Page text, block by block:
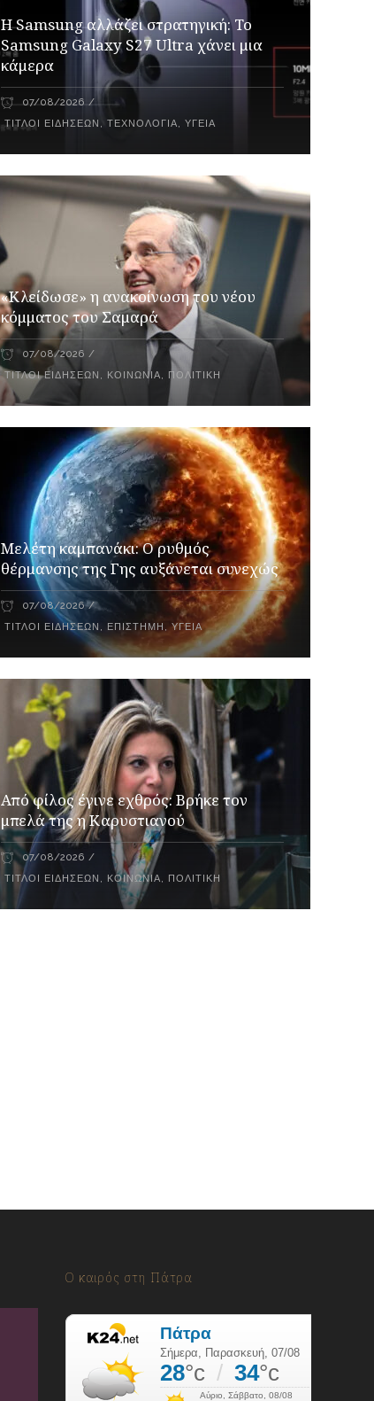
Η Samsung αλλάζει στρατηγική: Το
Samsung Galaxy S27 Ultra χάνει μια
κάμερα
07/08/2026
ΤΊΤΛΟΙ ΕΙΔΉΣΕΩΝ ,ΤΕΧΝΟΛΟΓΊΑ,ΥΓΕΊΑ
«Κλείδωσε» η ανακοίνωση του νέου
κόμματος του Σαμαρά
07/08/2026
ΤΊΤΛΟΙ ΕΙΔΉΣΕΩΝ , ΚΟΙΝΩΝΊΑ, ΠΟΛΙΤΙΚΉ
Μελέτη καμπανάκι: Ο ρυθμός
θέρμανσης της Γης αυξάνεται συνεχώς
07/08/2026
ΤΊΤΛΟΙ ΕΙΔΉΣΕΩΝ , ΕΠΙΣΤΉΜΗ ,ΥΓΕΊΑ
Από φίλος έγινε εχθρός: Βρήκε τον
μπελά της η Καρυστιανού
07/08/2026
ΤΊΤΛΟΙ ΕΙΔΉΣΕΩΝ , ΚΟΙΝΩΝΊΑ, ΠΟΛΙΤΙΚΉ
Ο καιρός στη Πάτρα